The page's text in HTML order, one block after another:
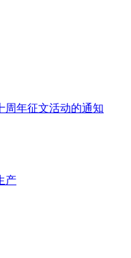
周年征文活动的通知
产